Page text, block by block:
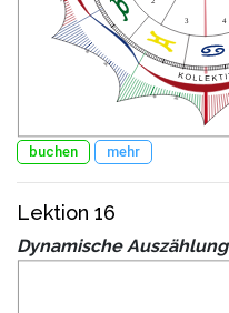
buchen mehr
Lektion 16
Dynamische Auszählung